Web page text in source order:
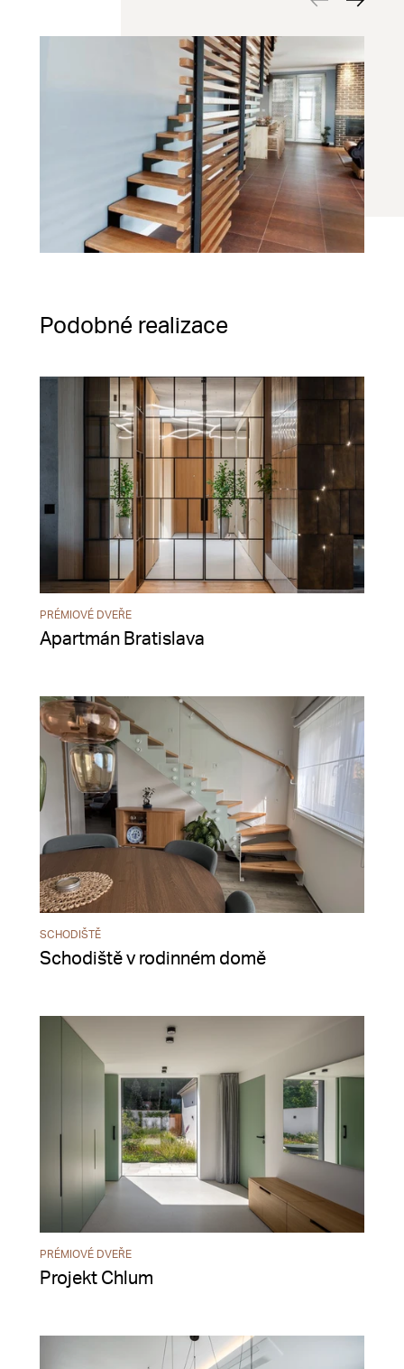
Podobné realizace
PRÉMIOVÉ DVEŘE
Apartmán Bratislava
SCHODIŠTĚ
Schodiště v rodinném domě
PRÉMIOVÉ DVEŘE
Projekt Chlum